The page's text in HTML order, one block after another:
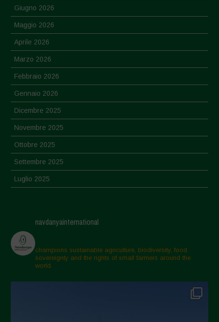
Giugno 2026
Maggio 2026
Aprile 2026
Marzo 2026
Febbraio 2026
Gennaio 2026
Dicembre 2025
Novembre 2025
Ottobre 2025
Settembre 2025
Luglio 2025
Aprile 2025
Marzo 2025
Febbraio 2025
Gennaio 2025
navdanyainternational
champions sustainable agriculture, biodiversity, food
sovereignty and the rights of small farmers around the
world.